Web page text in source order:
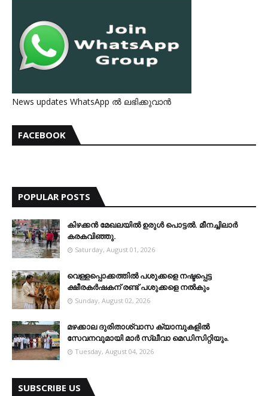
News updates WhatsApp ൽ ലഭിക്കുവാൻ
FACEBOOK
POPULAR POSTS
കിഴക്കന്‍ മേഖലയില്‍ ഉരുള്‍ പൊട്ടല്‍. മീനച്ചിലാര്‍
കരകവിഞ്ഞു.
Saturday, August 01, 2026
വെള്ളപ്പൊക്കത്തില്‍ പശുക്കളെ നഷ്ടപ്പെട്ട
ക്ഷീരകര്‍ഷകന് രണ്ട് പശുക്കളെ നല്‍കും
Sunday, August 02, 2026
മഴക്കാല ദുരിതാശ്വാസ ക്യാമ്പുകളിൽ
സേവനവുമായി മാർ സ്ലീവാ മെഡിസിറ്റിയും.
Tuesday, August 04, 2026
SUBSCRIBE US